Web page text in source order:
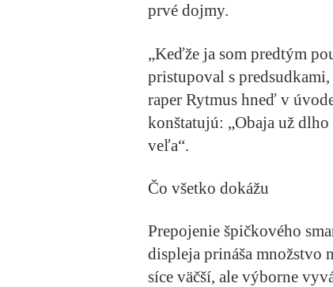
prvé dojmy.
„Keďže ja som predtým
pristupoval s
raper Rytmus hneď v
konštatujú: „Obaja už
veľa“.
Čo všetko dokážu
Prepojenie špičkového
displeja prináša množstvo
síce väčší, ale výborne